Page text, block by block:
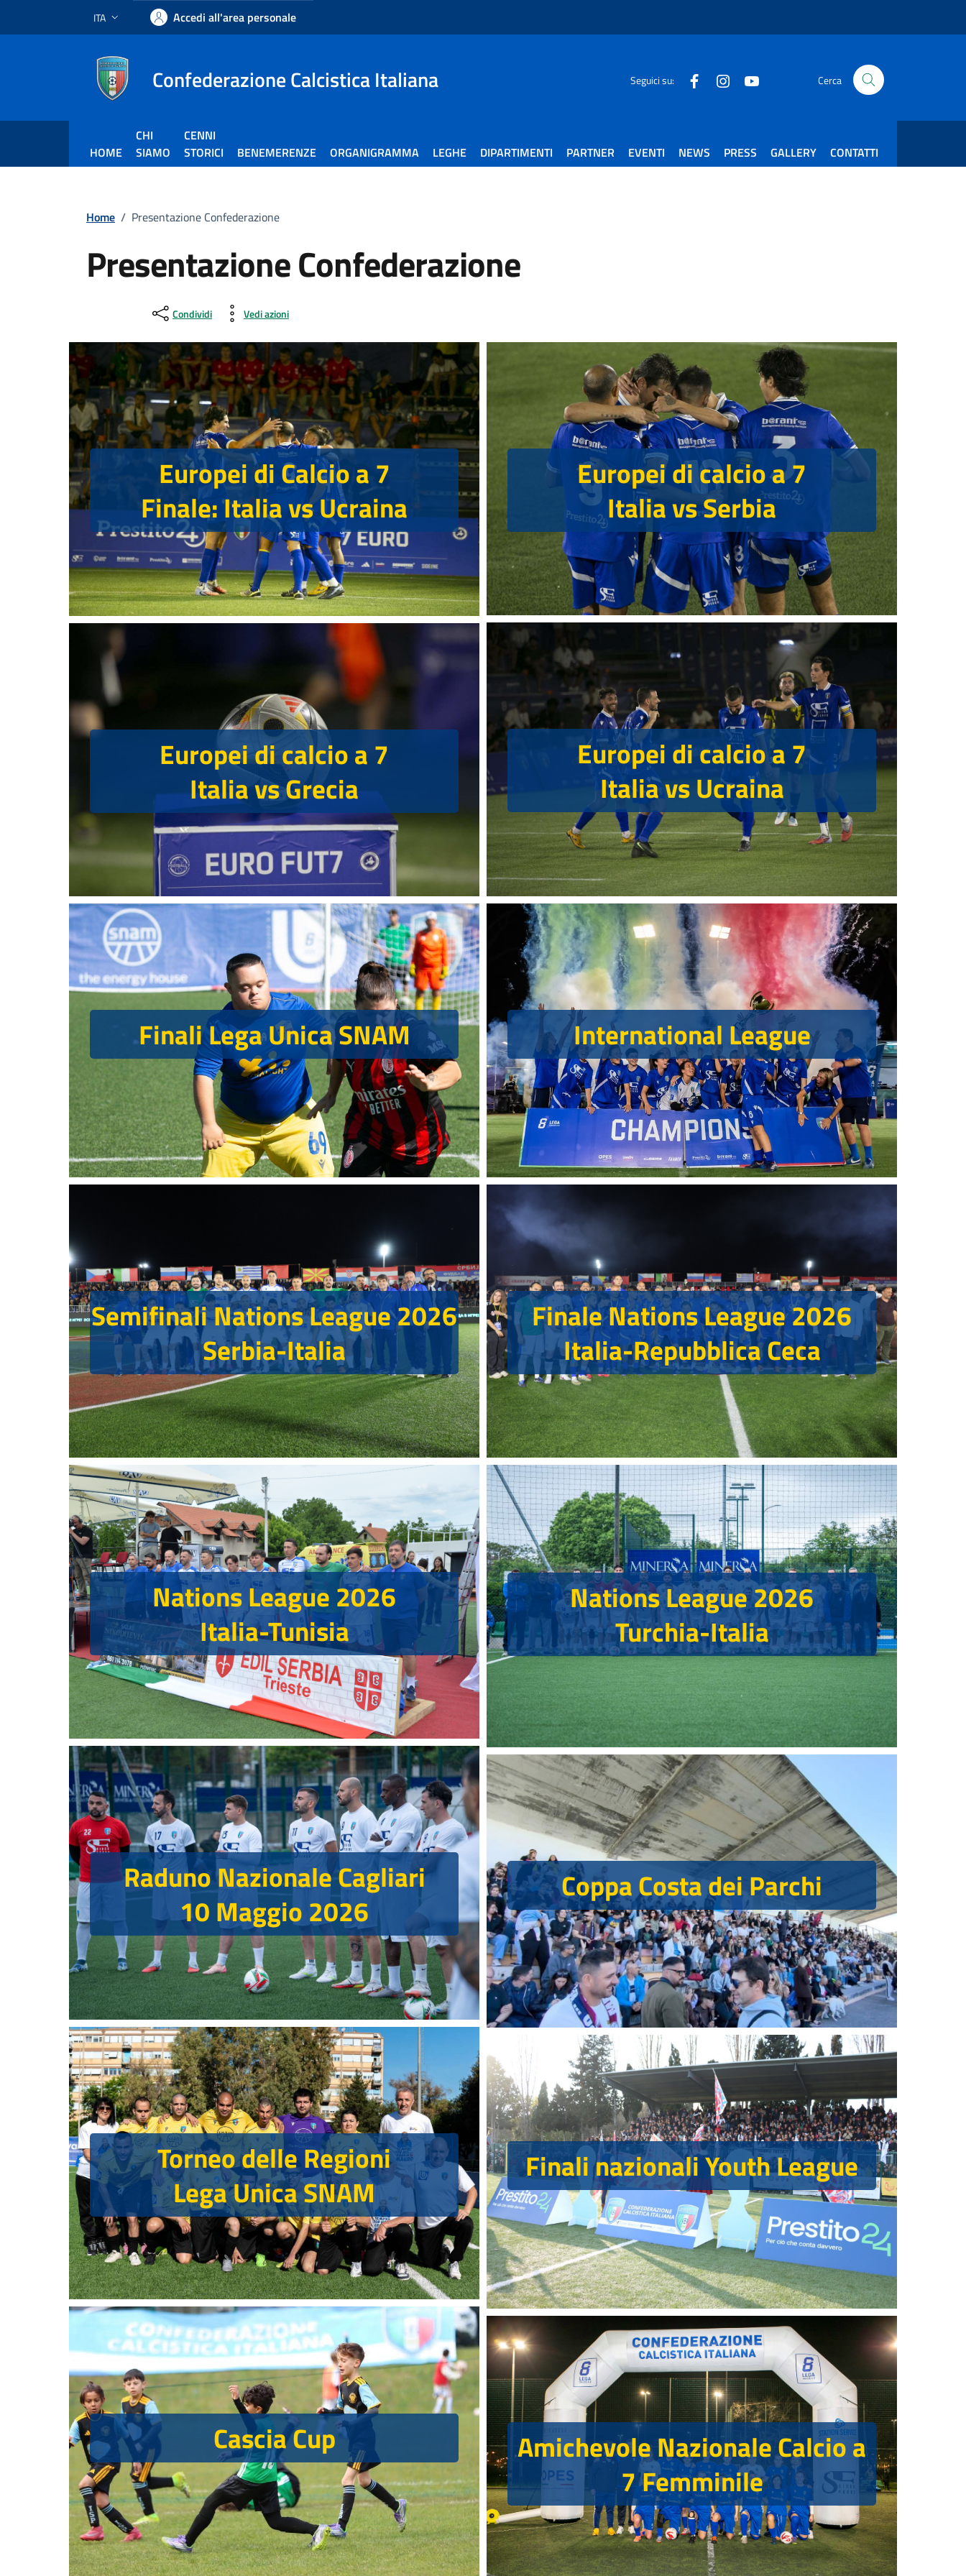
Lingua attiva:
ITA Accedi all'area personale
Confederazione Calcistica Italiana Seguici su: FacebookInstagram Cerca
HOME
CHI
SIAMO
CENNI
STORICI
BENEMERENZE ORGANIGRAMMA LEGHE DIPARTIMENTI PARTNER EVENTI NEWS PRESS GALLERY CONTATTI
Home / Presentazione Confederazione
Presentazione Confederazione
Condividi Vedi azioni
Europei di Calcio a 7
Finale: Italia vs Ucraina
Europei di calcio a 7
Italia vs Serbia
Europei di calcio a 7
Italia vs Ucraina
Europei di calcio a 7
Italia vs Grecia
International League
Finali Lega Unica SNAM
Finale Nations League 2026
Italia-Repubblica Ceca
Semifinali Nations League 2026
Serbia-Italia
Nations League 2026
Turchia-Italia
Nations League 2026
Italia-Tunisia
Raduno Nazionale Cagliari
10 Maggio 2026
Coppa Costa dei Parchi
Torneo delle Regioni
Lega Unica SNAM
Finali nazionali Youth League
Cascia Cup
Amichevole Nazionale Calcio a
7 Femminile